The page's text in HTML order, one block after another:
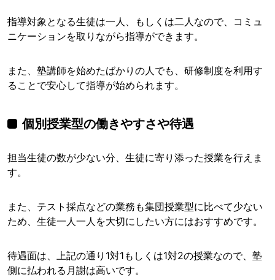
指導対象となる生徒は一人、もしくは二人なので、コミュ
ニケーションを取りながら指導ができます。
また、塾講師を始めたばかりの人でも、研修制度を利用す
ることで安心して指導が始められます。
個別授業型の働きやすさや待遇
担当生徒の数が少ない分、生徒に寄り添った授業を行えま
す。
また、テスト採点などの業務も集団授業型に比べて少ない
ため、生徒一人一人を大切にしたい方にはおすすめです。
待遇面は、上記の通り1対1もしくは1対2の授業なので、塾
側に払われる月謝は高いです。